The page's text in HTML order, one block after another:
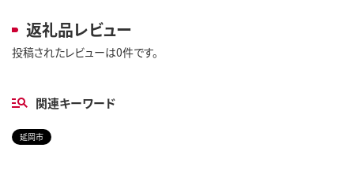
返礼品レビュー
投稿されたレビューは0件です。
関連キーワード
延岡市